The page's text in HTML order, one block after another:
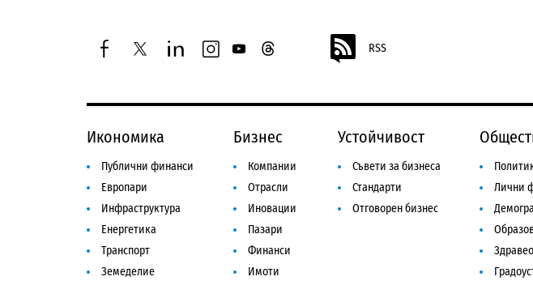
facebooktwitterlinkedininstagram
youtubethreads RSS
Икономика
Публични финанси
Европари
Инфраструктура
Енергетика
Транспорт
Земеделие
Бизнес
Компании
Отрасли
Иновации
Пазари
Финанси
Имоти
Устойчивост
Съвети за бизнеса
Стандарти
Отговорен бизнес
Лични